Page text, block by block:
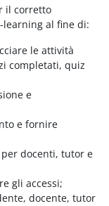
il corretto
al fine di:
le attività
completati, quiz
e
e fornire
docenti, tutor e
gli accessi;
docente, tutor